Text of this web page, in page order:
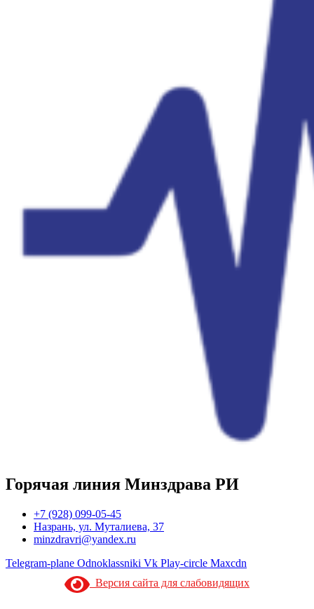
Горячая линия Минздрава РИ
+7 (928) 099-05-45
Назрань, ул. Муталиева, 37
minzdravri@yandex.ru
Telegram-plane Odnoklassniki Vk Play-circle Maxcdn
Версия сайта для слабовидящих